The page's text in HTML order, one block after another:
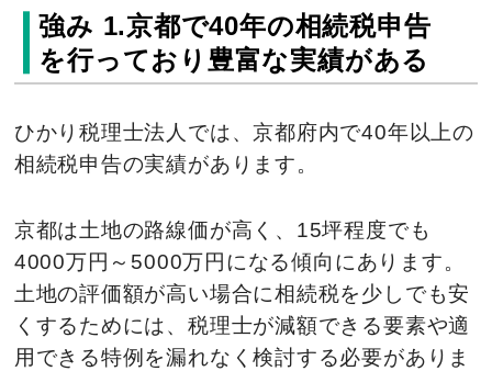
強み 1.京都で40年の相続税申告
を行っており豊富な実績がある
ひかり税理士法人では、京都府内で40年以上の
相続税申告の実績があります。
京都は土地の路線価が高く、15坪程度でも
4000万円～5000万円になる傾向にあります。
土地の評価額が高い場合に相続税を少しでも安
くするためには、税理士が減額できる要素や適
用できる特例を漏れなく検討する必要がありま